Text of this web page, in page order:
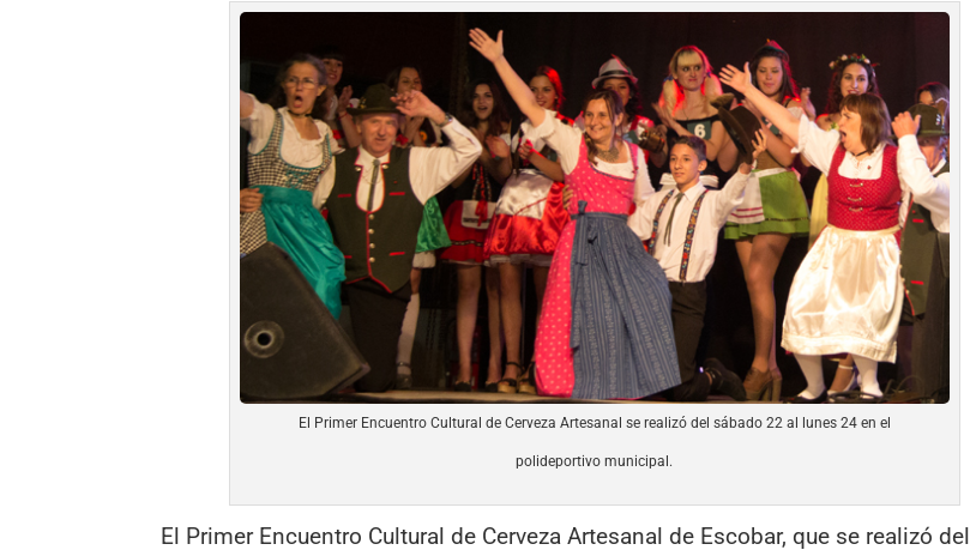
El Primer Encuentro Cultural de Cerveza Artesanal se realizó del sábado 22 al lunes 24 en el
polideportivo municipal.
El Primer Encuentro Cultural de Cerveza Artesanal de Escobar, que se realizó del